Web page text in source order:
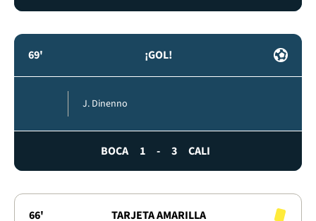
69' ¡GOL!
J. Dinenno
BOCA 1 - 3 CALI
66' TARJETA AMARILLA